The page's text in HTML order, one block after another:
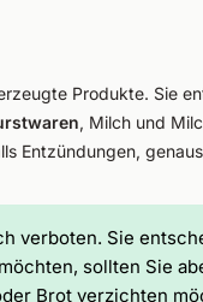
Produkte. Sie
, Milch und
Entzündungen,
verboten. Sie
sollten Sie
Brot verzichten